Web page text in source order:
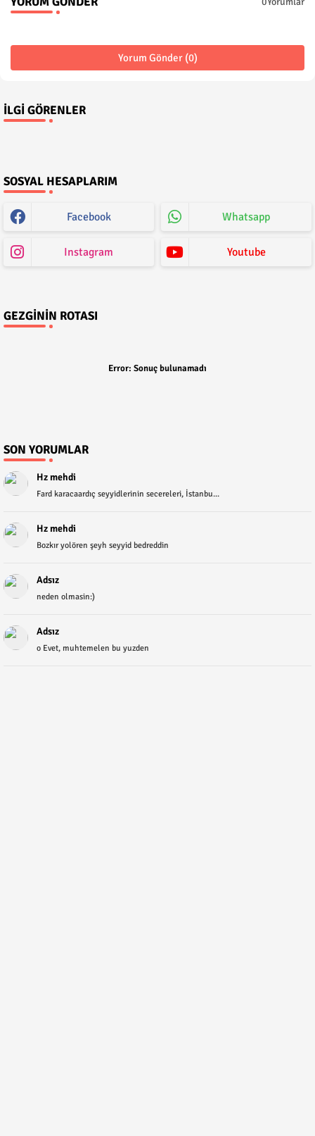
Yorum Gönder (0)
İLGI GÖRENLER
SOSYAL HESAPLARIM
Facebook Whatsapp
Instagram Youtube
GEZGININ ROTASI
Error: Sonuç bulunamadı
SON YORUMLAR
Hz mehdi
Fard karacaardıç seyyidlerinin secereleri, İstanbu...
Hz mehdi
Bozkır yolören şeyh seyyid bedreddin
Adsız
neden olmasin:)
Adsız
o Evet, muhtemelen bu yuzden